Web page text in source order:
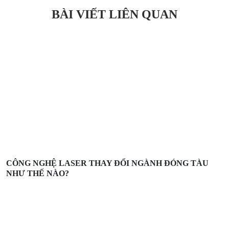
BÀI VIẾT LIÊN QUAN
CÔNG NGHỆ LASER THAY ĐỔI NGÀNH ĐÓNG TÀU
NHƯ THẾ NÀO?